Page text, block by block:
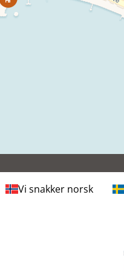
Vi snakker norsk